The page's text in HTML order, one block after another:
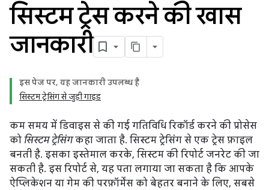
सिस्टम ट्रेस करने की खास
जानकारी
इस पेज पर, यह जानकारी उपलब्ध है
सिस्टम ट्रेसिंग से जुड़ी गाइड
कम समय में डिवाइस से की गई गतिविधि रिकॉर्ड करने की प्रोसेस
को सिस्टम ट्रेसिंगकहा जाता है. सिस्टम ट्रेसिंग से एक ट्रेस फ़ाइल
बनती है. इसका इस्तेमाल करके, सिस्टम की रिपोर्ट जनरेट की जा
सकती है. इस रिपोर्ट से, यह पता लगाया जा सकता है कि आपके
ऐप्लिकेशन या गेम की परफ़ॉर्मेंस को बेहतर बनाने के लिए, सबसे